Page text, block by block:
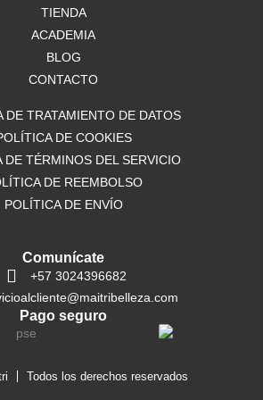
r
a
m
TIENDA
ACADEMIA
BLOG
CONTACTO
DE TRATAMIENTO DE DATOS
DE COOKIES
DE TÉRMINOS DEL SERVICIO
DE REEMBOLSO
POLÍTICA DE ENVÍO
Comunícate
+57 3024396682
Pago seguro
Todos los derechos reservados